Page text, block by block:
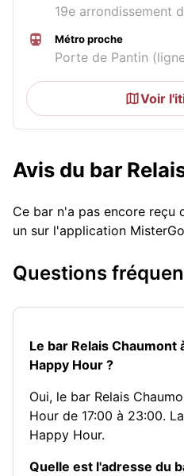
19e arrondissement
Métro proche
Porte de Pantin
Voir
Avis du bar
Ce bar n'a pas encore reçu
un sur l'application
Questions
Le bar Relais
Happy Hour ?
Oui, le bar Relais
Hour de 17:00 à 23:00.
Happy Hour.
Quelle est l'adresse du